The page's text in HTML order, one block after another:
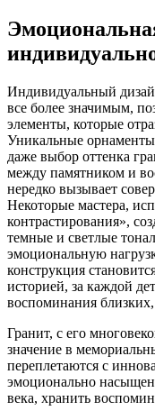
Индивидуальный
все более значимым,
элементы, которые
Уникальные
даже выбор оттенка
между памятником и
нередко вызывает
Некоторые мастера,
контрастирования»,
темные и светлые
эмоциональную
конструкция
историей, за каждой
воспоминания
Гранит, с его
значение в
переплетаются с
эмоционально
века, хранить